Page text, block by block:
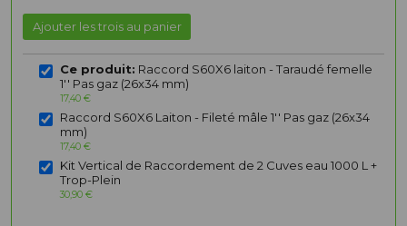
Ajouter les trois au panier
Ce produit: Raccord S60X6 laiton - Taraudé femelle
1'' Pas gaz (26x34 mm)
17,40 €
Raccord S60X6 Laiton - Fileté mâle 1'' Pas gaz (26x34
mm)
17,40 €
Kit Vertical de Raccordement de 2 Cuves eau 1000 L +
Trop-Plein
30,90 €